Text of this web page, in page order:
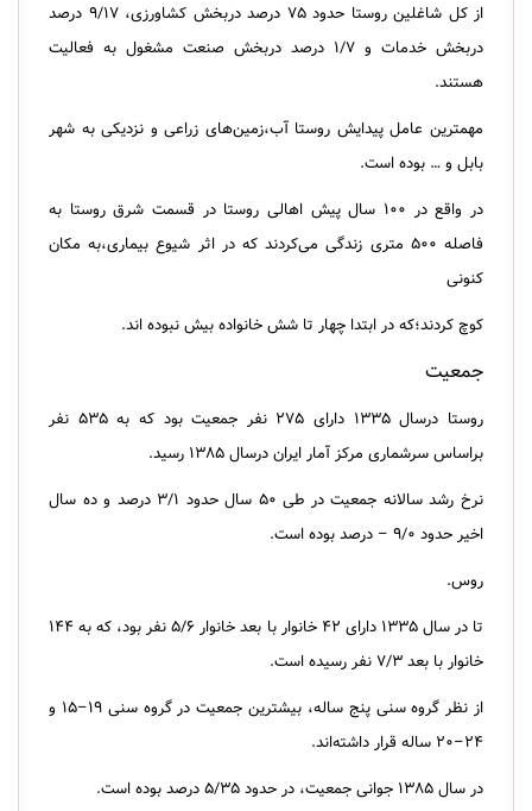
از کل شاغلین روستا حدود ۷۵ درصد دربخش کشاورزی، ۹/۱۷ درصد
دربخش خدمات و ۱/۷ درصد دربخش صنعت مشغول به فعالیت
هستند.
مهمترین عامل پیدایش روستا آب،زمین‌های زراعی و نزدیکی به شهر
بابل و … بوده است.
در واقع در ۱۰۰ سال پیش اهالی روستا در قسمت شرق روستا به
فاصله ۵۰۰ متری زندگی می‌کردند که در اثر شیوع بیماری،به مکان
کنونی
کوچ کردند؛که در ابتدا چهار تا شش خانواده بیش نبوده اند.
جمعیت
روستا درسال ۱۳۳۵ دارای ۲۷۵ نفر جمعیت بود که به ۵۳۵ نفر
براساس سرشماری مرکز آمار ایران درسال ۱۳۸۵ رسید.
نرخ رشد سالانه جمعیت در طی ۵۰ سال حدود ۳/۱ درصد و ده سال
اخیر حدود ۹/۰ – درصد بوده است.
روس.
تا در سال ۱۳۳۵ دارای ۴۲ خانوار با بعد خانوار ۵/۶ نفر بود، که به ۱۴۴
خانوار با بعد ۷/۳ نفر رسیده است.
از نظر گروه سنی پنج ساله، بیشترین جمعیت در گروه سنی ۱۹–۱۵ و
۲۴–۲۰ ساله قرار داشته‌اند.
در سال ۱۳۸۵ جوانی جمعیت، در حدود ۵/۳۵ درصد بوده است.